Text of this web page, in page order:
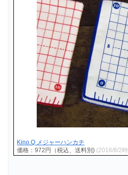
Kino.Q メジャーハンカチ
価格：972円（税込、送料別) (2016/8/2